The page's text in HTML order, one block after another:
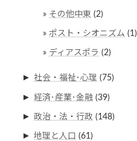
その他中東 (2)
ポスト・シオニズム (1)
ディアスポラ (2)
► 社会・福祉･心理 (75)
► 経済･産業･金融 (39)
► 政治・法・行政 (148)
► 地理と人口 (61)